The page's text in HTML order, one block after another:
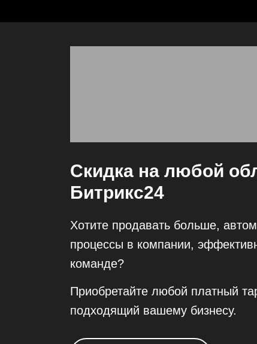
Скидка на любой
Битрикс24
Хотите продавать больше,
процессы в компании,
команде?
Приобретайте любой платный
подходящий вашему бизнесу.